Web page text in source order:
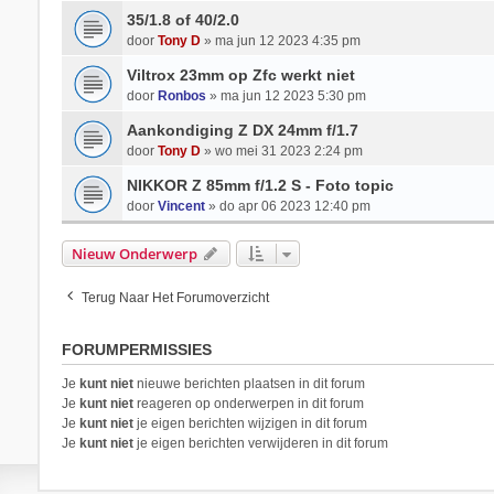
35/1.8 of 40/2.0
door Tony D» ma jun 12 2023 4:35 pm
Viltrox 23mm op Zfc werkt niet
door Ronbos » ma jun 12 2023 5:30 pm
Aankondiging Z DX 24mm f/1.7
door Tony D» wo mei 31 2023 2:24 pm
NIKKOR Z 85mm f/1.2 S - Foto topic
door Vincent» do apr 06 2023 12:40 pm
Nieuw Onderwerp
Terug Naar Het Forumoverzicht
FORUMPERMISSIES
Je kunt nietnieuwe berichten plaatsen in dit forum
Je kunt nietreageren op onderwerpen in dit forum
Je kunt nietje eigen berichten wijzigen in dit forum
Je kunt nietje eigen berichten verwijderen in dit forum